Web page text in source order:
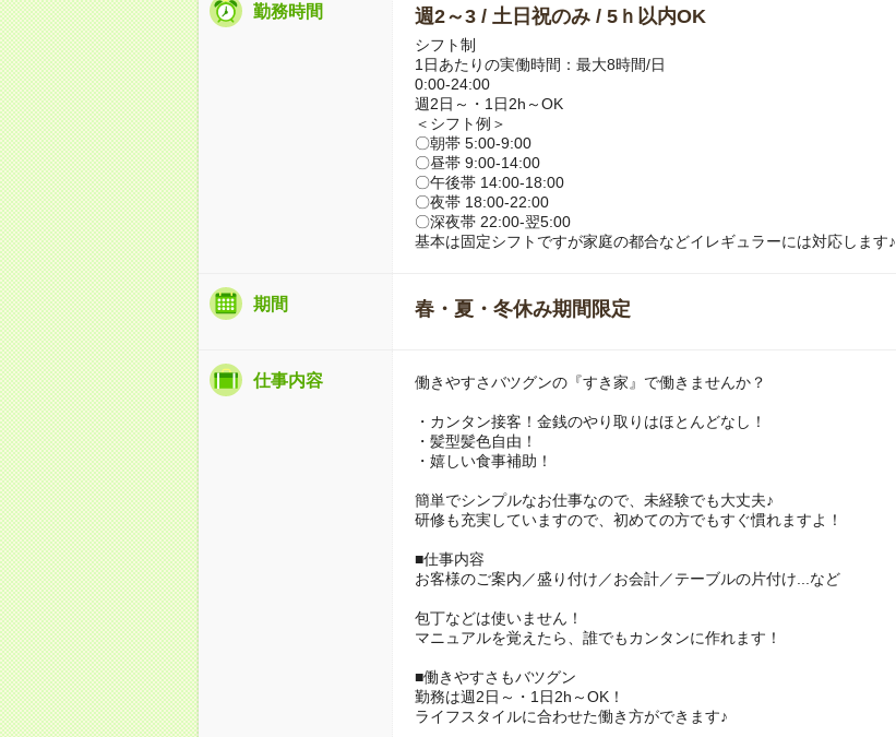
勤務時間 週2～3 / 土日祝のみ / 5ｈ以内OK
シフト制
1日あたりの実働時間：最大8時間/日
0:00-24:00
週2日～・1日2h～OK
＜シフト例＞
〇朝帯 5:00-9:00
〇昼帯 9:00-14:00
〇午後帯 14:00-18:00
〇夜帯 18:00-22:00
〇深夜帯 22:00-翌5:00
基本は固定シフトですが家庭の都合などイレギュラーには対応します♪
期間 春・夏・冬休み期間限定
仕事内容 働きやすさバツグンの『すき家』で働きませんか？
・カンタン接客！金銭のやり取りはほとんどなし！
・髪型髪色自由！
・嬉しい食事補助！
簡単でシンプルなお仕事なので、未経験でも大丈夫♪
研修も充実していますので、初めての方でもすぐ慣れますよ！
■仕事内容
お客様のご案内／盛り付け／お会計／テーブルの片付け...など
包丁などは使いません！
マニュアルを覚えたら、誰でもカンタンに作れます！
■働きやすさもバツグン
勤務は週2日～・1日2h～OK！
ライフスタイルに合わせた働き方ができます♪